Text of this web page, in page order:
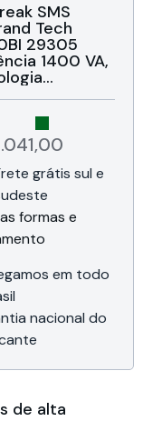
SMS
Tech
29305
1400 VA,
com
de onda
por
–
PWM,
bivolt
e
de 115V,
de saída
(6 tomadas
+ 2
de 20A),
de 24
da SMS do
grátis sul e
formas e
em todo
nacional do
de alta